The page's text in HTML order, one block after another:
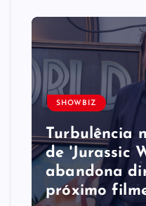
SHOWBIZ
Turbulência
de 'Jurassic
abandona
próximo